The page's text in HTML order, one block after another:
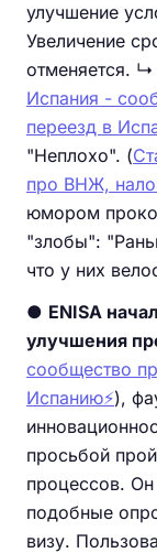
улучшение
Увеличение
отменяется.
Испания -
переезд в
"Неплохо". (
про ВНЖ,
юмором
"злобы":
что у них
● ENISA
улучшения
сообщество
Испанию⚡️),
просьбой
процессов.
подобные
визу.